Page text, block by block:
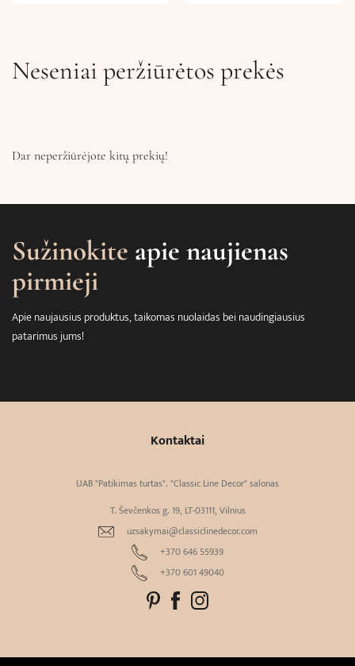
Neseniai peržiūrėtos prekės
Dar neperžiūrėjote kitų prekių!
Sužinokite apie naujienas
pirmieji
Apie naujausius produktus, taikomas nuolaidas bei naudingiausius
patarimus jums!
Kontaktai
UAB "Patikimas turtas". "Classic Line Decor" salonas
T. Ševčenkos g. 19, LT-03111, Vilnius
uzsakymai@classiclinedecor.com
+370 646 55939
+370 601 49040